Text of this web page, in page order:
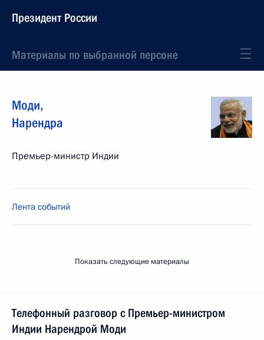
Президент России
Материалы по выбранной персоне
Моди,
Нарендра
Премьер-министр Индии
Лента событий
Показать следующие материалы
Телефонный разговор с Премьер-министром
Индии Нарендрой Моди